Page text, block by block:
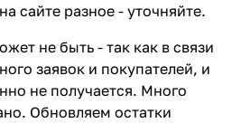
сайте разное - уточняйте.
не быть - так как в связи
заявок и покупателей, и
не получается. Много
Обновляем остатки